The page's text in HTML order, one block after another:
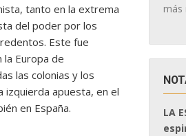
tanto en la extrema
del poder por los
Este fue
Europa de
las colonias y los
izquierda apuesta, en el
en España.
más
LA